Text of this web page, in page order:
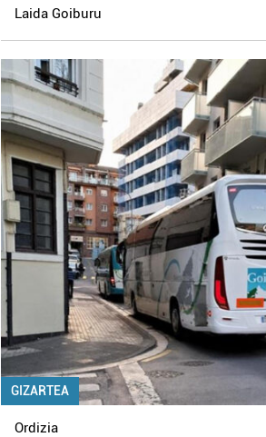
Laida Goiburu
GIZARTEA
Ordizia